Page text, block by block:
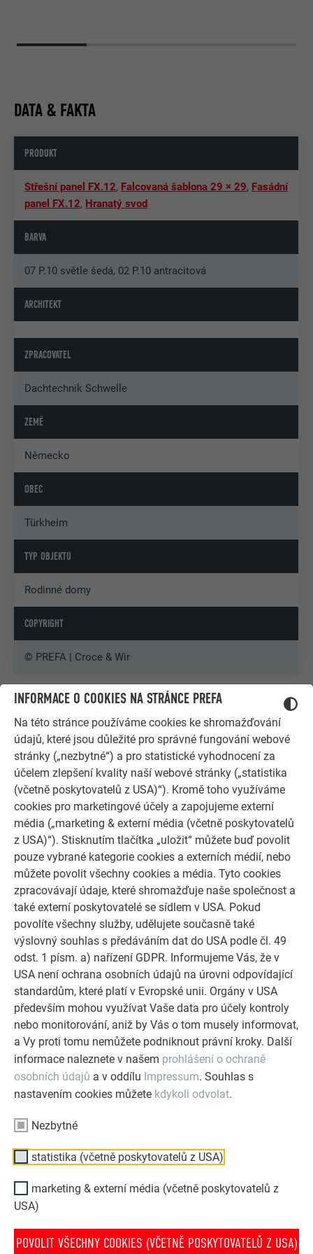
INFORMACE O COOKIES NA STRÁNCE PREFA
Na této stránce používáme cookies ke shromažďování
údajů, které jsou důležité pro správné fungování webové
stránky („nezbytné“) a pro statistické vyhodnocení za
účelem zlepšení kvality naší webové stránky („statistika
(včetně poskytovatelů z USA)“). Kromě toho využíváme
cookies pro marketingové účely a zapojujeme externí
média („marketing & externí média (včetně poskytovatelů
z USA)“). Stisknutím tlačítka „uložit“ můžete buď povolit
pouze vybrané kategorie cookies a externích médií, nebo
můžete povolit všechny cookies a média. Tyto cookies
zpracovávají údaje, které shromažďuje naše společnost a
také externí poskytovatelé se sídlem v USA. Pokud
povolíte všechny služby, udělujete současně také
výslovný souhlas s předáváním dat do USA podle čl. 49
odst. 1 písm. a) nařízení GDPR. Informujeme Vás, že v
USA není ochrana osobních údajů na úrovni odpovídající
standardům, které platí v Evropské unii. Orgány v USA
především mohou využívat Vaše data pro účely kontroly
nebo monitorování, aniž by Vás o tom musely informovat,
a Vy proti tomu nemůžete podniknout právní kroky. Další
informace naleznete v našem prohlášení o ochraně
osobních údajů a v oddílu Impressum. Souhlas s
nastavením cookies můžete kdykoli odvolat.
Nezbytné
statistika (včetně poskytovatelů z USA)
marketing & externí média (včetně poskytovatelů z
USA)
POVOLIT VŠECHNY COOKIES (VČETNĚ POSKYTOVATELŮ Z USA)
DATA & FAKTA
PRODUKT
Střešní panel FX.12, Falcovaná šablona 29 × 29, Fasádní
panel FX.12, Hranatý svod
BARVA
07 P.10 světle šedá, 02 P.10 antracitová
ARCHITEKT
ZPRACOVATEL
Dachtechnik Schwelle
ZEMĚ
Německo
OBEC
Türkheim
TYP OBJEKTU
Rodinné domy
COPYRIGHT
© PREFA | Croce & Wir
NECHTE SE INSPIROVAT
DALŠÍ OBJEKTY
Referenční galerie PREFA ukazuje, jak všestranné může
být využití hliníku. Objevte další působivé projekty s
odolnými hliníkovými řešeními PREFA pro střechy,
solární systémy a fasády.
PROHLÉDNĚTE SI VÍCE REFERENCÍ